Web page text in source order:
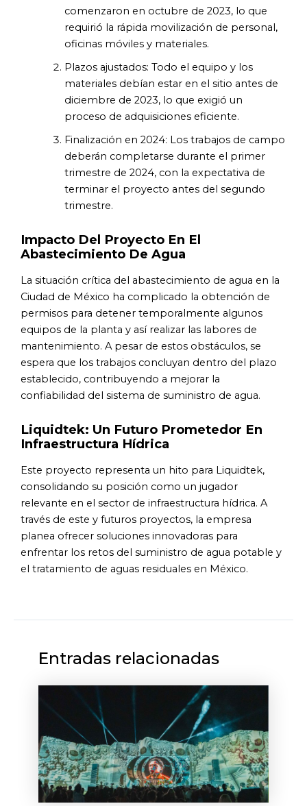
comenzaron en octubre de 2023, lo que
requirió la rápida movilización de personal,
oficinas móviles y materiales.
Plazos ajustados: Todo el equipo y los
materiales debían estar en el sitio antes de
diciembre de 2023, lo que exigió un
proceso de adquisiciones eficiente.
Finalización en 2024: Los trabajos de campo
deberán completarse durante el primer
trimestre de 2024, con la expectativa de
terminar el proyecto antes del segundo
trimestre.
Impacto Del Proyecto En El
Abastecimiento De Agua
La situación crítica del abastecimiento de agua en la
Ciudad de México ha complicado la obtención de
permisos para detener temporalmente algunos
equipos de la planta y así realizar las labores de
mantenimiento. A pesar de estos obstáculos, se
espera que los trabajos concluyan dentro del plazo
establecido, contribuyendo a mejorar la
confiabilidad del sistema de suministro de agua.
Liquidtek: Un Futuro Prometedor En
Infraestructura Hídrica
Este proyecto representa un hito para Liquidtek,
consolidando su posición como un jugador
relevante en el sector de infraestructura hídrica. A
través de este y futuros proyectos, la empresa
planea ofrecer soluciones innovadoras para
enfrentar los retos del suministro de agua potable y
el tratamiento de aguas residuales en México.
Entradas relacionadas